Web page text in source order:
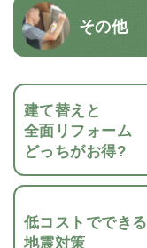
その他
建て替えと
全面リフォーム
どっちがお得?
低コストでできる
地震対策